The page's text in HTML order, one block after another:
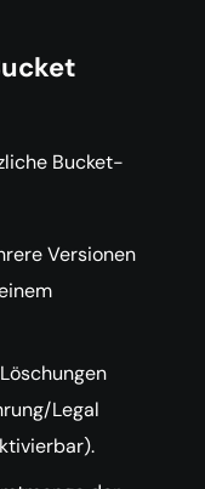
Bucket-
Versionen
Legal